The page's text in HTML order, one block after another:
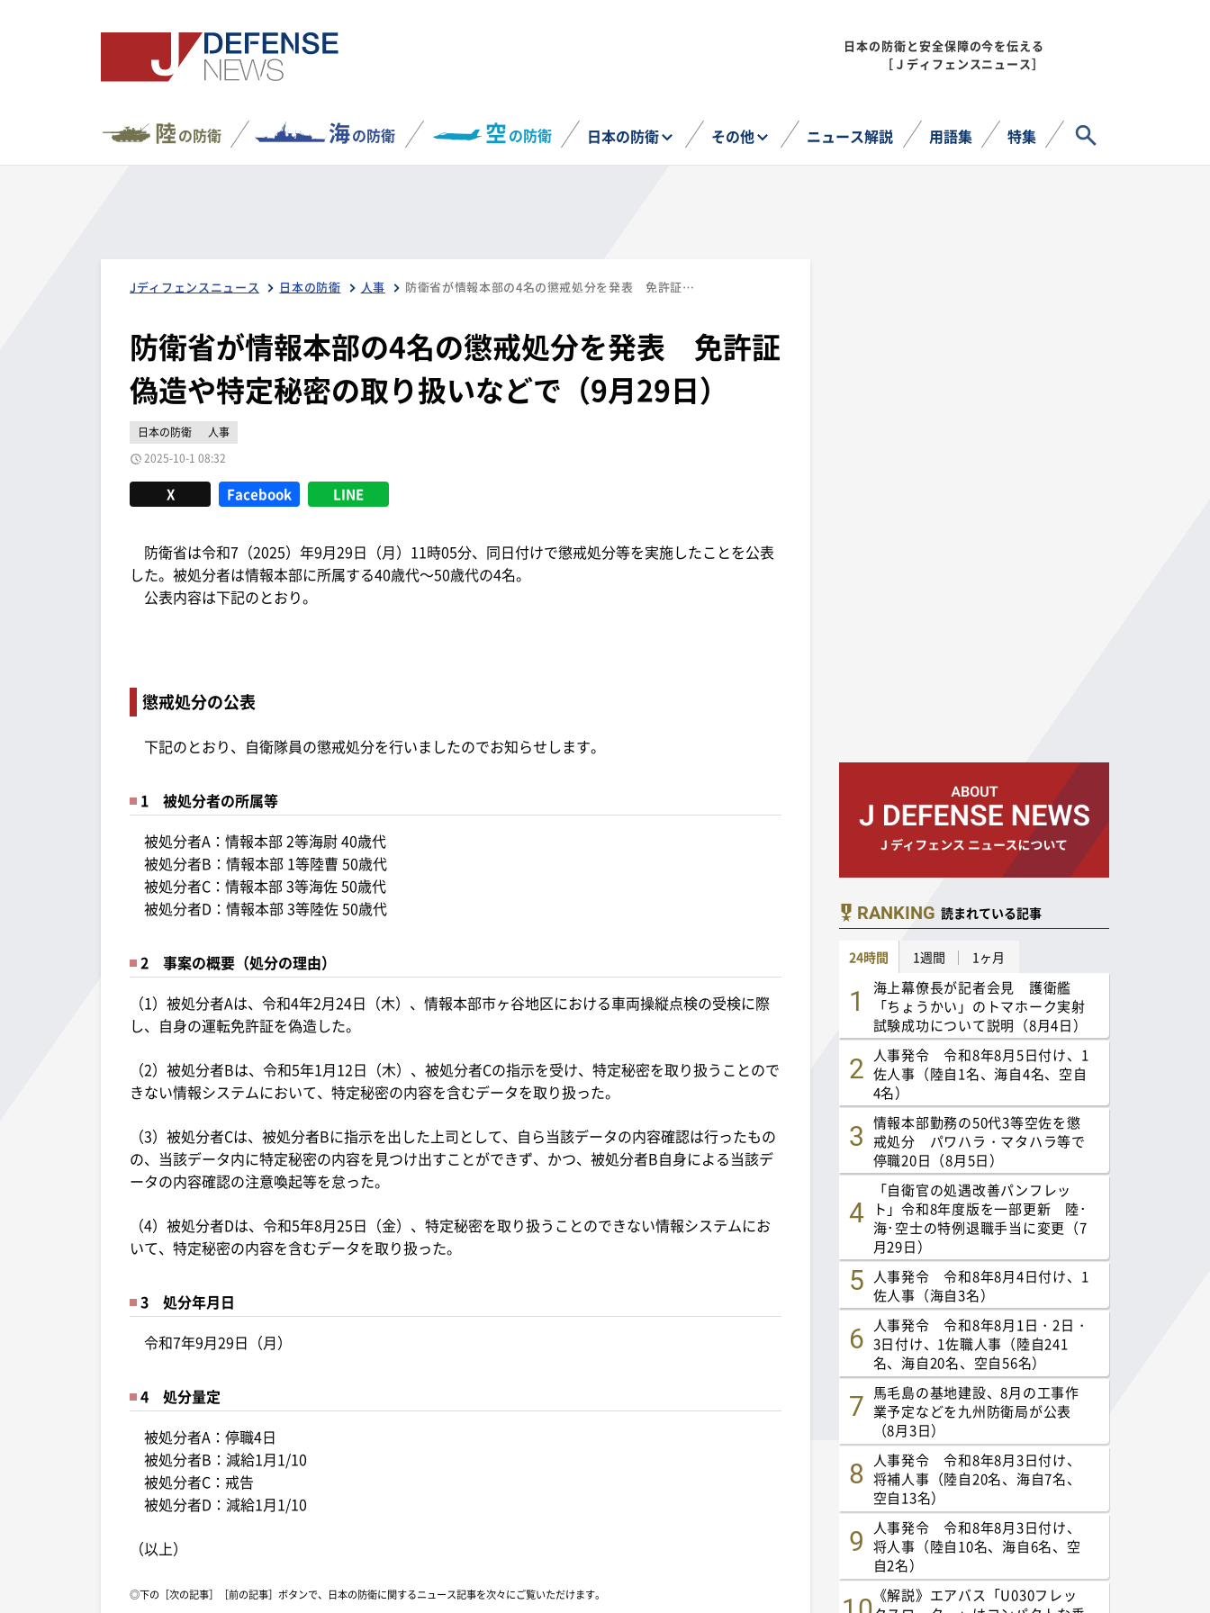
日本の防衛と安全保障の今を伝える
［Ｊディフェンスニュース］
陸の防衛 海の防衛 空の防衛 日本の防衛 その他 ニュース解説 用語集 特集
Jディフェンスニュース 日本の防衛 人事 防衛省が情報本部の4名の懲戒処分を発表 免許証偽造や特定秘密の取り扱いなどで（9月29日）
防衛省が情報本部の4名の懲戒処分を発表 免許証
偽造や特定秘密の取り扱いなどで（9月29日）
日本の防衛
人事
2025-10-1 08:32
X Facebook LINE
防衛省は令和7（2025）年9月29日（月）11時05分、同日付けで懲戒処分等を実施したことを公表
した。被処分者は情報本部に所属する40歳代～50歳代の4名。
公表内容は下記のとおり。
懲戒処分の公表
下記のとおり、自衛隊員の懲戒処分を行いましたのでお知らせします。
1 被処分者の所属等
被処分者A：情報本部 2等海尉 40歳代
被処分者B：情報本部 1等陸曹 50歳代
被処分者C：情報本部 3等海佐 50歳代
被処分者D：情報本部 3等陸佐 50歳代
2 事案の概要（処分の理由）
（1）被処分者Aは、令和4年2月24日（木）、情報本部市ヶ谷地区における車両操縦点検の受検に際
し、自身の運転免許証を偽造した。
（2）被処分者Bは、令和5年1月12日（木）、被処分者Cの指示を受け、特定秘密を取り扱うことので
きない情報システムにおいて、特定秘密の内容を含むデータを取り扱った。
（3）被処分者Cは、被処分者Bに指示を出した上司として、自ら当該データの内容確認は行ったもの
の、当該データ内に特定秘密の内容を見つけ出すことができず、かつ、被処分者B自身による当該デ
ータの内容確認の注意喚起等を怠った。
（4）被処分者Dは、令和5年8月25日（金）、特定秘密を取り扱うことのできない情報システムにお
いて、特定秘密の内容を含むデータを取り扱った。
3 処分年月日
令和7年9月29日（月）
4 処分量定
被処分者A：停職4日
被処分者B：減給1月1/10
被処分者C：戒告
被処分者D：減給1月1/10
（以上）
◎下の［次の記事］［前の記事］ボタンで、日本の防衛に関するニュース記事を次々にご覧いただけます。
RANKING 読まれている記事
24時間 1週間 1ヶ月
海上幕僚長が記者会見 護衛艦
「ちょうかい」のトマホーク実射
試験成功について説明（8月4日）
人事発令 令和8年8月5日付け、1
佐人事（陸自1名、海自4名、空自
4名）
情報本部勤務の50代3等空佐を懲
戒処分 パワハラ・マタハラ等で
停職20日（8月5日）
「自衛官の処遇改善パンフレッ
ト」令和8年度版を一部更新 陸･
海･空士の特例退職手当に変更（7
月29日）
人事発令 令和8年8月4日付け、1
佐人事（海自3名）
人事発令 令和8年8月1日・2日・
3日付け、1佐職人事（陸自241
名、海自20名、空自56名）
馬毛島の基地建設、8月の工事作
業予定などを九州防衛局が公表
（8月3日）
人事発令 令和8年8月3日付け、
将補人事（陸自20名、海自7名、
空自13名）
人事発令 令和8年8月3日付け、
将人事（陸自10名、海自6名、空
自2名）
《解説》エアバス「U030フレッ